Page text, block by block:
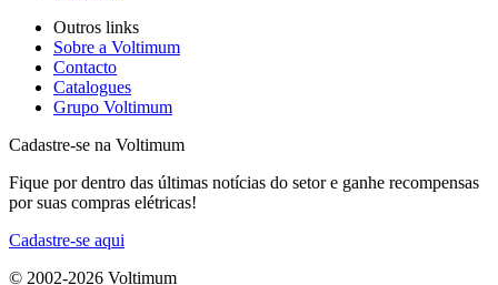
Outros links
Sobre a Voltimum
Contacto
Catalogues
Grupo Voltimum
Cadastre-se na Voltimum
Fique por dentro das últimas notícias do setor e ganhe recompensas
por suas compras elétricas!
Cadastre-se aqui
© 2002-2026 Voltimum